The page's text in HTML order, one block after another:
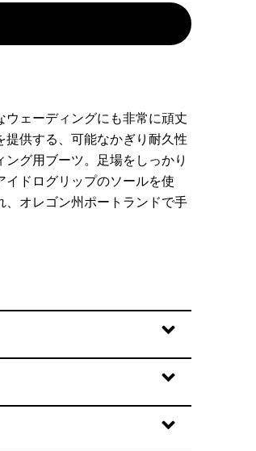
ェーディングにも非常に頑丈
供する、可能なかぎり耐久性
グ用ブーツ。足場をしっかり
ドログリップのソールを使
オレゴン州ポートランドで手